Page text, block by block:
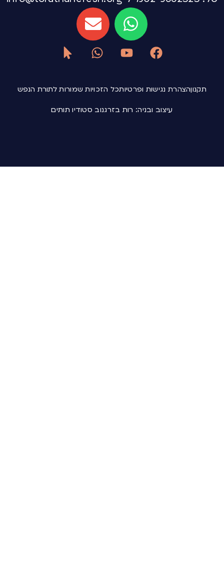
תקנוןהצהרת נגישות ופרטיותכל הזכויות שמורות לתורת הנפש
עיצוב ובניה: רות בזרגנוב סטודיו תותים